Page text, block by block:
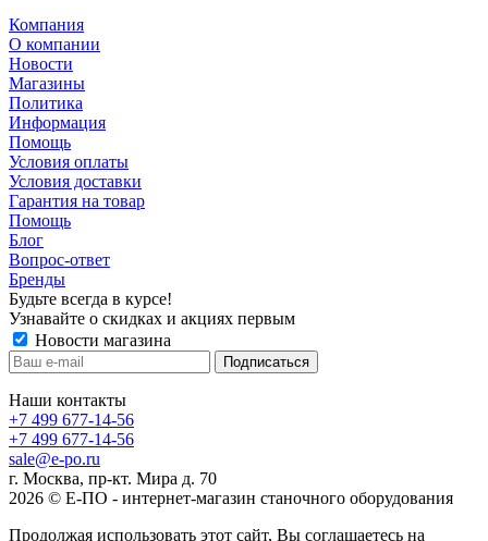
Компания
О компании
Новости
Магазины
Политика
Информация
Помощь
Условия оплаты
Условия доставки
Гарантия на товар
Помощь
Блог
Вопрос-ответ
Бренды
Будьте всегда в курсе!
Узнавайте о скидках и акциях первым
Новости магазина
Наши контакты
+7 499 677-14-56
+7 499 677-14-56
sale@e-po.ru
г. Москва, пр-кт. Мира д. 70
2026 © Е-ПО - интернет-магазин станочного оборудования
Продолжая использовать этот сайт, Вы соглашаетесь на